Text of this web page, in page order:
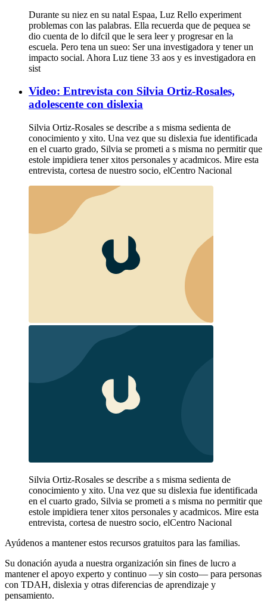
Durante su niez en su natal Espaa, Luz Rello experiment
problemas con las palabras. Ella recuerda que de pequea se
dio cuenta de lo difcil que le sera leer y progresar en la
escuela. Pero tena un sueo: Ser una investigadora y tener un
impacto social. Ahora Luz tiene 33 aos y es investigadora en
sist
Video: Entrevista con Silvia Ortiz-Rosales,
adolescente con dislexia
Silvia Ortiz-Rosales se describe a s misma sedienta de
conocimiento y xito. Una vez que su dislexia fue identificada
en el cuarto grado, Silvia se prometi a s misma no permitir que
estole impidiera tener xitos personales y acadmicos. Mire esta
entrevista, cortesa de nuestro socio, elCentro Nacional
Silvia Ortiz-Rosales se describe a s misma sedienta de
conocimiento y xito. Una vez que su dislexia fue identificada
en el cuarto grado, Silvia se prometi a s misma no permitir que
estole impidiera tener xitos personales y acadmicos. Mire esta
entrevista, cortesa de nuestro socio, elCentro Nacional
Ayúdenos a mantener estos recursos gratuitos para las familias.
Su donación ayuda a nuestra organización sin fines de lucro a
mantener el apoyo experto y continuo —y sin costo— para personas
con TDAH, dislexia y otras diferencias de aprendizaje y
pensamiento.